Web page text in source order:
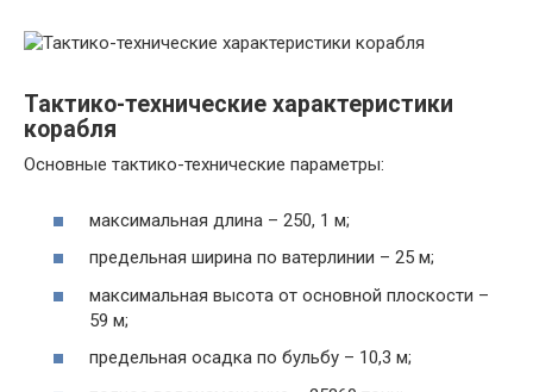
Тактико-технические характеристики
корабля
Основные тактико-технические параметры:
максимальная длина – 250, 1 м;
предельная ширина по ватерлинии – 25 м;
максимальная высота от основной плоскости –
59 м;
предельная осадка по бульбу – 10,3 м;